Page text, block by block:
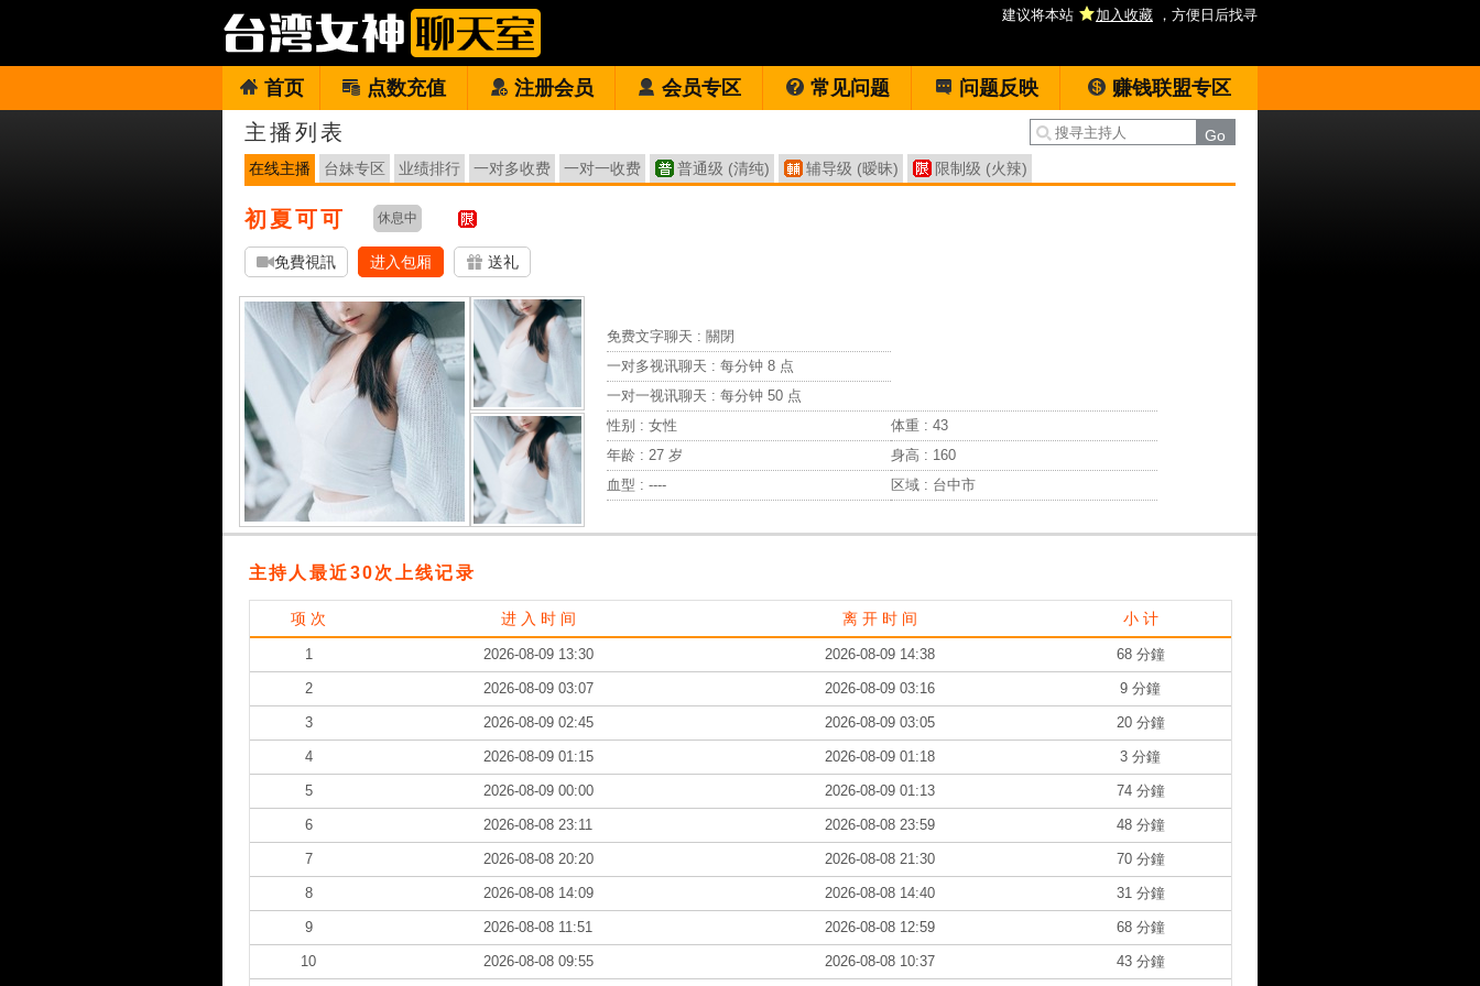
建议将本站 加入收藏 ，方便日后找寻
首页 点数充值 注册会员 会员专区 常见问题 问题反映 赚钱联盟专区
主播列表
在线主播 台妹专区 业绩排行 一对多收费 一对一收费 普通级 (清纯) 辅导级 (暧昧) 限制级 (火辣)
初夏可可 休息中
免費視訊 进入包厢 送礼
免费文字聊天 : 關閉
一对多视讯聊天 : 每分钟 8 点
一对一视讯聊天 : 每分钟 50 点
性别 : 女性
体重 : 43
年龄 : 27 岁
身高 : 160
血型 : ----
区域 : 台中市
主持人最近30次上线记录
项 次 进 入 时 间 离 开 时 间 小 计
1 2026-08-09 13:30 2026-08-09 14:38 68 分鐘
2 2026-08-09 03:07 2026-08-09 03:16 9 分鐘
3 2026-08-09 02:45 2026-08-09 03:05 20 分鐘
4 2026-08-09 01:15 2026-08-09 01:18 3 分鐘
5 2026-08-09 00:00 2026-08-09 01:13 74 分鐘
6 2026-08-08 23:11 2026-08-08 23:59 48 分鐘
7 2026-08-08 20:20 2026-08-08 21:30 70 分鐘
8 2026-08-08 14:09 2026-08-08 14:40 31 分鐘
9 2026-08-08 11:51 2026-08-08 12:59 68 分鐘
10 2026-08-08 09:55 2026-08-08 10:37 43 分鐘